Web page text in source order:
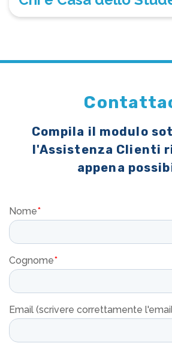
Compila il modulo
l'Assistenza Clienti
appena